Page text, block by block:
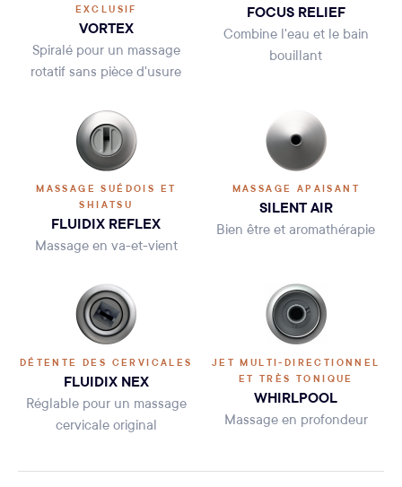
EXCLUSIF
VORTEX
Spiralé pour un massage
rotatif sans pièce d'usure
FOCUS RELIEF
Combine l'eau et le bain
bouillant
MASSAGE SUÉDOIS ET
SHIATSU
FLUIDIX REFLEX
Massage en va-et-vient
MASSAGE APAISANT
SILENT AIR
Bien être et aromathérapie
DÉTENTE DES CERVICALES
FLUIDIX NEX
Réglable pour un massage
cervicale original
JET MULTI-DIRECTIONNEL
ET TRÈS TONIQUE
WHIRLPOOL
Massage en profondeur